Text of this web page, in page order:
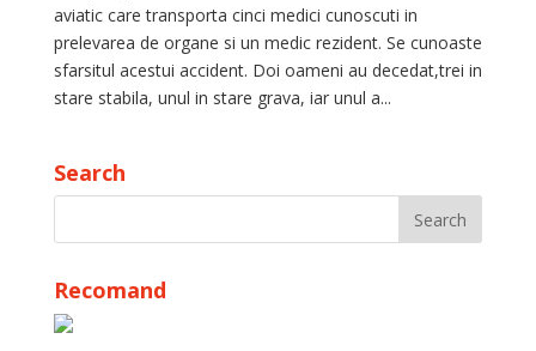
aviatic care transporta cinci medici cunoscuti in
prelevarea de organe si un medic rezident. Se cunoaste
sfarsitul acestui accident. Doi oameni au decedat,trei in
stare stabila, unul in stare grava, iar unul a...
Search
Recomand